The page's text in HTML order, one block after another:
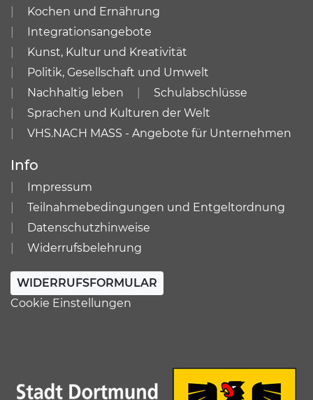
Kochen und Ernährung
Integrationsangebote
Kunst, Kultur und Kreativität
Politik, Gesellschaft und Umwelt
Nachhaltig leben
Schulabschlüsse
Sprachen und Kulturen der Welt
VHS.NACH MASS - Angebote für Unternehmen
Info
Impressum
Teilnahmebedingungen und Entgeltordnung
Datenschutzhinweise
Widerrufsbelehrung
WIDERRUFSFORMULAR
Cookie Einstellungen